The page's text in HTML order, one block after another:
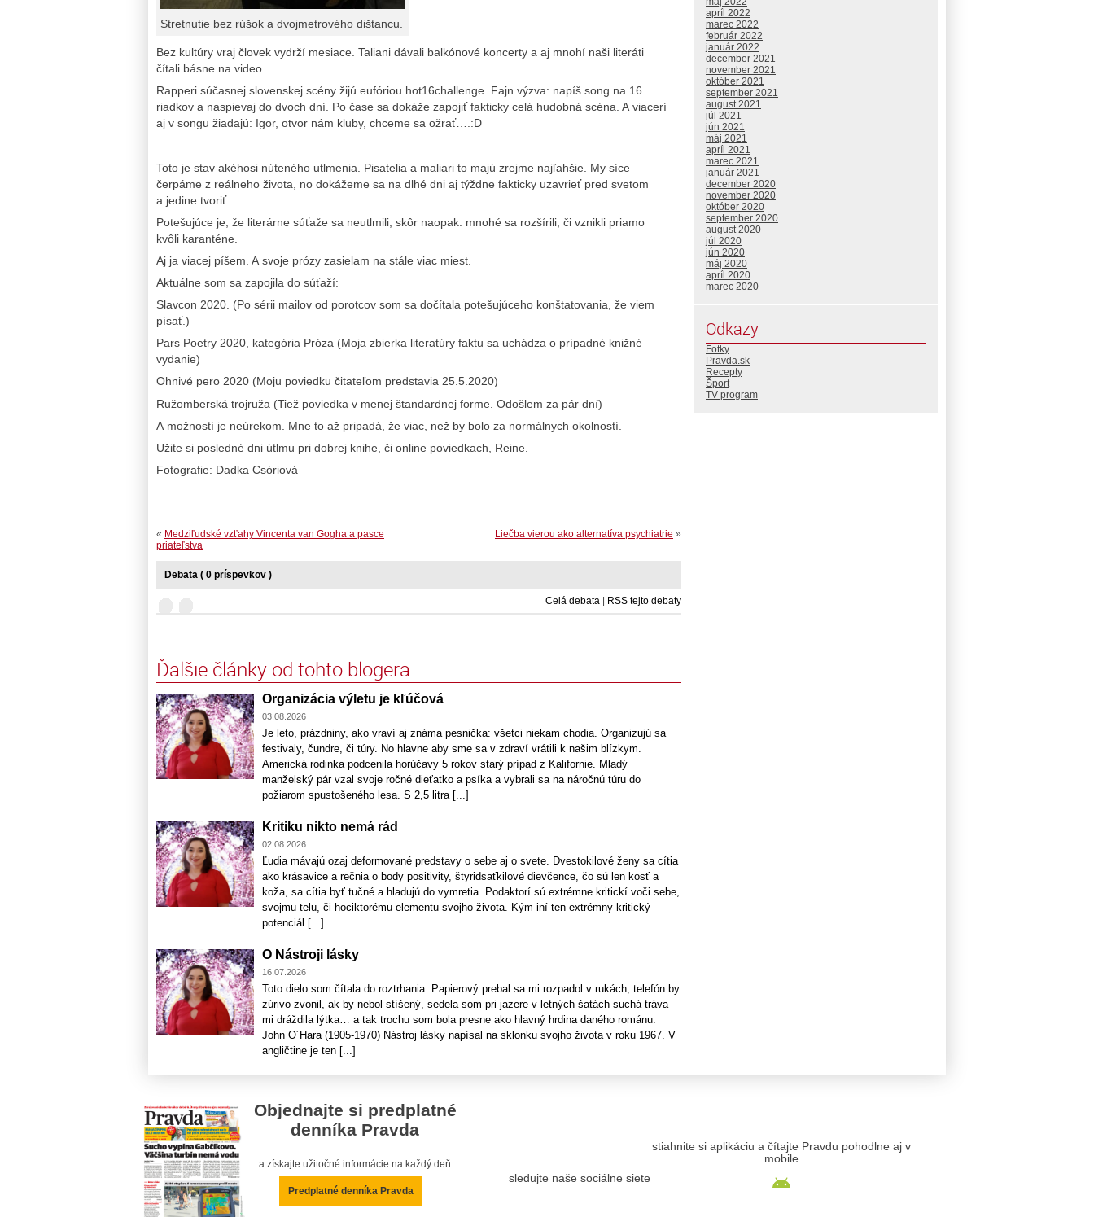
Stretnutie bez rúšok a dvojmetrového dištancu.
Bez kultúry vraj človek vydrží mesiace. Taliani dávali balkónové koncerty a aj mnohí naši literáti
čítali básne na video.
Rapperi súčasnej slovenskej scény žijú eufóriou hot16challenge. Fajn výzva: napíš song na 16
riadkov a naspievaj do dvoch dní. Po čase sa dokáže zapojiť fakticky celá hudobná scéna. A viacerí
aj v songu žiadajú: Igor, otvor nám kluby, chceme sa ožrať….:D
Toto je stav akéhosi núteného utlmenia. Pisatelia a maliari to majú zrejme najľahšie. My síce
čerpáme z reálneho života, no dokážeme sa na dlhé dni aj týždne fakticky uzavrieť pred svetom
a jedine tvoriť.
Potešujúce je, že literárne súťaže sa neutlmili, skôr naopak: mnohé sa rozšírili, či vznikli priamo
kvôli karanténe.
Aj ja viacej píšem. A svoje prózy zasielam na stále viac miest.
Aktuálne som sa zapojila do súťaží:
Slavcon 2020. (Po sérii mailov od porotcov som sa dočítala potešujúceho konštatovania, že viem
písať.)
Pars Poetry 2020, kategória Próza (Moja zbierka literatúry faktu sa uchádza o prípadné knižné
vydanie)
Ohnivé pero 2020 (Moju poviedku čitateľom predstavia 25.5.2020)
Ružomberská trojruža (Tiež poviedka v menej štandardnej forme. Odošlem za pár dní)
A možností je neúrekom. Mne to až pripadá, že viac, než by bolo za normálnych okolností.
Užite si posledné dni útlmu pri dobrej knihe, či online poviedkach, Reine.
Fotografie: Dadka Csóriová
Liečba vierou ako alternatíva psychiatrie »
« Medziľudské vzťahy Vincenta van Gogha a pasce
priateľstva
Debata ( 0 príspevkov )
Celá debata RSS tejto debaty
Ďalšie články od tohto blogera
Organizácia výletu je kľúčová
03.08.2026
Je leto, prázdniny, ako vraví aj známa pesnička: všetci niekam chodia. Organizujú sa
festivaly, čundre, či túry. No hlavne aby sme sa v zdraví vrátili k našim blízkym.
Americká rodinka podcenila horúčavy 5 rokov starý prípad z Kalifornie. Mladý
manželský pár vzal svoje ročné dieťatko a psíka a vybrali sa na náročnú túru do
požiarom spustošeného lesa. S 2,5 litra [...]
Kritiku nikto nemá rád
02.08.2026
Ľudia mávajú ozaj deformované predstavy o sebe aj o svete. Dvestokilové ženy sa cítia
ako krásavice a rečnia o body positivity, štyridsaťkilové dievčence, čo sú len kosť a
koža, sa cítia byť tučné a hladujú do vymretia. Podaktorí sú extrémne kritickí voči sebe,
svojmu telu, či hociktorému elementu svojho života. Kým iní ten extrémny kritický
potenciál [...]
O Nástroji lásky
16.07.2026
Toto dielo som čítala do roztrhania. Papierový prebal sa mi rozpadol v rukách, telefón by
zúrivo zvonil, ak by nebol stíšený, sedela som pri jazere v letných šatách suchá tráva
mi dráždila lýtka… a tak trochu som bola presne ako hlavný hrdina daného románu.
John O´Hara (1905-1970) Nástroj lásky napísal na sklonku svojho života v roku 1967. V
angličtine je ten [...]
apríl 2022
marec 2022
február 2022
január 2022
december 2021
november 2021
október 2021
september 2021
august 2021
júl 2021
jún 2021
máj 2021
apríl 2021
marec 2021
január 2021
december 2020
november 2020
október 2020
september 2020
august 2020
júl 2020
jún 2020
máj 2020
apríl 2020
marec 2020
Odkazy
Fotky
Pravda.sk
Recepty
Šport
TV program
Objednajte si predplatné
denníka Pravda
a získajte užitočné informácie na každý deň
Predplatné denníka Pravda
sledujte naše sociálne siete
stiahnite si aplikáciu a čítajte Pravdu pohodlne aj v
mobile